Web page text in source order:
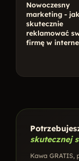
Nowoczesny
marketing - jak
skutecznie
reklamować
firmę w
skutecznej
Kawa GRATIS,